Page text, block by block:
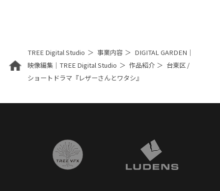
TREE Digital Studio 事業内容
DIGITAL GARDEN｜
映像編集｜TREE Digital Studio
作品紹介
台東区 /
ショートドラマ『レザーさんとワタシ』